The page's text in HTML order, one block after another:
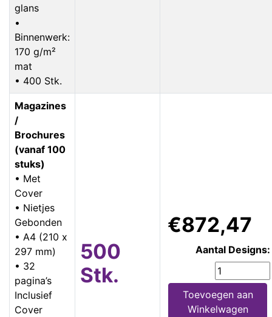
glans
•
Binnenwerk:
170 g/m²
mat
• 400 Stk.
Magazines
/
Brochures
(vanaf 100
stuks)
• Met
Cover
• Nietjes
Gebonden
• A4 (210 x
297 mm)
• 32
pagina’s
Inclusief
Cover
500
Stk.
€872,47
Aantal Designs:
Toevoegen aan
Winkelwagen